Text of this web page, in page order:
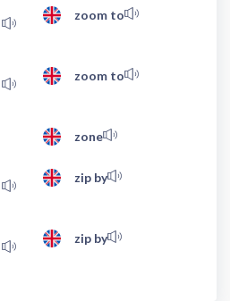
zoom to
zoom to
zone
zip by
zip by